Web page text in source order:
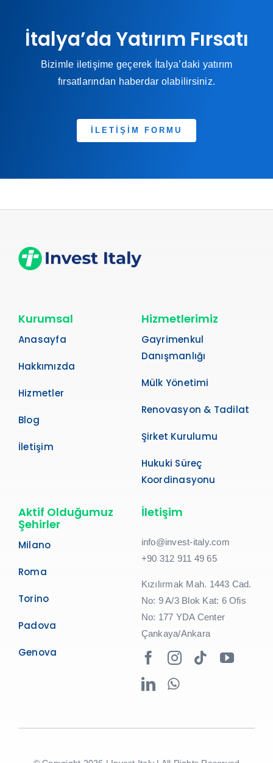
İtalya’da Yatırım Fırsatı
Bizimle iletişime geçerek İtalya’daki yatırım
fırsatlarından haberdar olabilirsiniz.
İLETİŞİM FORMU
Kurumsal
Anasayfa
Hakkımızda
Hizmetler
Blog
İletişim
Hizmetlerimiz
Gayrimenkul
Danışmanlığı
Mülk Yönetimi
Renovasyon & Tadilat
Şirket Kurulumu
Hukuki Süreç
Koordinasyonu
Aktif Olduğumuz
Şehirler
Milano
Roma
Torino
Padova
Genova
İletişim
info@invest-italy.com
+90 312 911 49 65
Kızılırmak Mah. 1443 Cad.
No: 9 A/3 Blok Kat: 6 Ofis
No: 177 YDA Center
Çankaya/Ankara